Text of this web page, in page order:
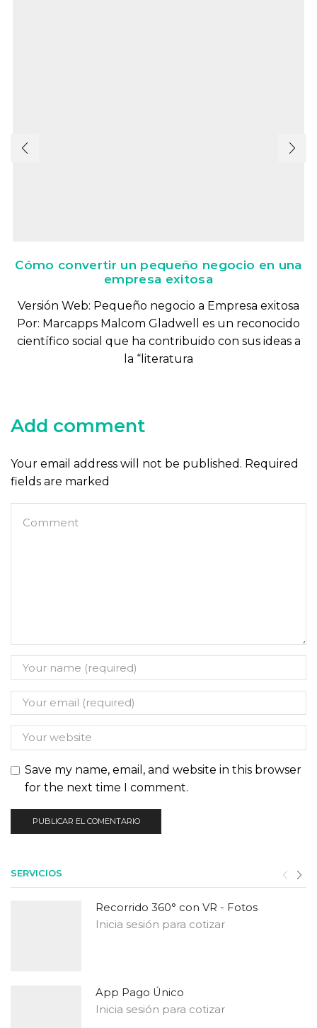
Cómo convertir un pequeño negocio en una
empresa exitosa
Versión Web: Pequeño negocio a Empresa exitosa
Por: Marcapps Malcom Gladwell es un reconocido
científico social que ha contribuido con sus ideas a
la “literatura
Add comment
Your email address will not be published. Required
fields are marked
Save my name, email, and website in this browser
for the next time I comment.
SERVICIOS
Recorrido 360° con VR - Fotos
Inicia sesión para cotizar
App Pago Único
Inicia sesión para cotizar